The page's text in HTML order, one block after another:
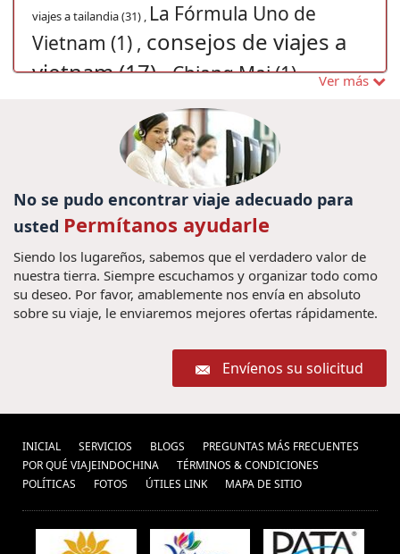
viajes a tailandia (31) , La Fórmula Uno de
Vietnam (1) , consejos de viajes a
vietnam (17) ,Chiang Mai (1) ,una semana
agencia de viajes vietnam (34) ,
visado a Vietnam
Guia de viagem Mianmar (1) ,
viajes Hoian (2) ,Vacaciones en Camboya (6) ,
Viajar para Tailândia (1) ,
Vacaciones Trang An (1) , visitar camboya (5) ,
Ferias no Tailandia (1) ,Viajar a
Birmania (2) ,Turismo Tailandia (2) ,casco
antiguo de Hanoi (1) ,Laos (1) ,vacaciones sapa (1) ,
Vietnam Transportes (1) , Vacaciones Vietnam en Hanoi Gran
Pacote de viagem
para Tailândia (1) , Visitar Vietnam (1)
Viajes baratos vietnam (20) ,
Descobrir Tailândia (1) ,viajes sapa (1) ,
Ofertas viajes vietnam (1) ,visitar
hanoi (1) ,Cascadas de Kuang Si (1) ,Excursões
em Mianmar (1) ,vacaciones hanoi (8) , aldea pesquera
vietnamita (4) ,Guia de tailandia (4) ,viaje a
Japón (1) ,Año Nuevo Lunar de Vietnam (2)
Ver más
No se pudo encontrar viaje adecuado para
usted Permítanos ayudarle
Siendo los lugareños, sabemos que el verdadero valor de
nuestra tierra. Siempre escuchamos y organizar todo como
su deseo. Por favor, amablemente nos envía en absoluto
sobre su viaje, le enviaremos mejores ofertas rápidamente.
Envíenos su solicitud
INICIAL SERVICIOS BLOGS
PREGUNTAS MÁS FRECUENTES
POR QUÉ VIAJEINDOCHINA
TÉRMINOS & CONDICIONES
POLÍ­TICAS
FOTOS ÚTILES LINK MAPA DE SITIO